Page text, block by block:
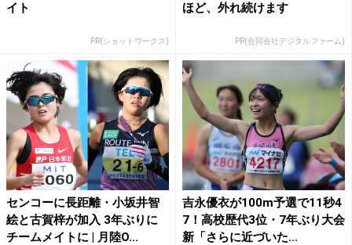
イト
PR(ショットワークス)
ほど、外れ続けます
PR(合同会社デジタルファーム)
センコーに長距離・小坂井智
絵と古賀梓が加入 3年ぶりに
チームメイトに | 月陸O...
吉永優衣が100m予選で11秒4
7！高校歴代3位・7年ぶり大会
新「さらに近づいた...